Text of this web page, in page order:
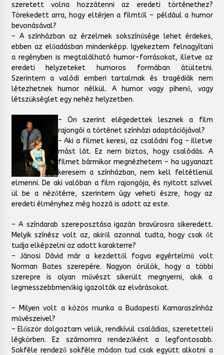
szeretett volna hozzátenni az eredeti történethez?
Törekedett arra, hogy eltérjen a filmtől – például a humor
bevonásával?
– A színházban az érzelmek sokszínűsége lehet érdekes,
ebben az előadásban mindenképp. Igyekeztem felnagyítani
a regényben is megtalálható humor-forrásokat, illetve az
eredeti helyzeteket humoros formában átültetni.
Szerintem a valódi emberi tartalmak és tragédiák nem
létezhetnek humor nélkül. A humor vagy pihenő, vagy
létszükséglet egy nehéz helyzetben.
– Ön szerint elégedettek lesznek a film
rajongói a történet színházi adaptációjával?
– Aki a filmet keresi, az csalódni fog – illetve
mást lát. Ez nem biztos, hogy csalódás. A
filmet bármikor megnézhetem – ha ugyanazt
keresem a színházban, nem kell feltétlenül
elmenni. De aki valóban a film rajongója, és nyitott szívvel
ül be a nézőtérre, szerintem úgy veheti észre, hogy az
eredeti élményhez még hozzá is adott az este.
– A színdarab szereposztása igazán bravúrosra sikeredett.
Melyik színész volt az, akiről azonnal tudta, hogy csak őt
tudja elképzelni az adott karakterre?
– Jánosi Dávid már a kezdettől fogva egyértelmű volt
Norman Bates szerepére. Nagyon örülök, hogy a többi
szerepre is olyan művészt sikerült megnyerni, akik a
legmesszebbmenőkig igazolták az elvárásokat.
– Milyen volt a közös munka a Budapesti Kamaraszínház
művészeivel?
– Először dolgoztam velük, rendkívül családias, szeretetteli
légkörben. Ez számomra rendezőként a legfontosabb.
Sokféle rendező sokféle módon tud csak együtt alkotni a